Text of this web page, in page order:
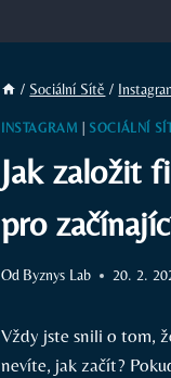
/ Sociální Sítě /
INSTAGRAM SOCIÁLNÍ
Jak založit
pro
Od Byznys Lab 20. 2.
Vždy jste snili o tom,
nevíte, jak začít?